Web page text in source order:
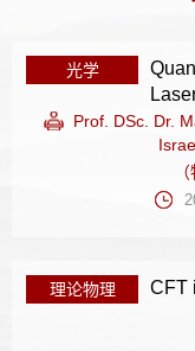
光学
Prof. DSc. Dr.
理论物理 CFT